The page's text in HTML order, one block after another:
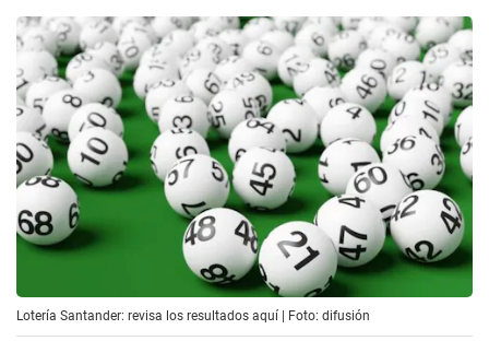
Lotería Santander: revisa los resultados aquí | Foto: difusión